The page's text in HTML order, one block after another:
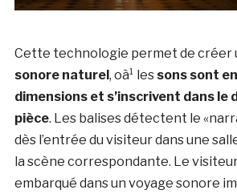
Cette technologie permet de créer
sonore naturel , oà¹ lessons sont
dimensions et s’inscrivent dans le
pièce. Les balises détectent le
dès l’entrée du visiteur dans une
la scène correspondante. Le
embarqué dans un voyage sonore